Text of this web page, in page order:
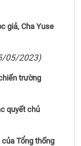
giả, Cha Yuse
05/2023)
trường
quyết chủ
Tổng thống